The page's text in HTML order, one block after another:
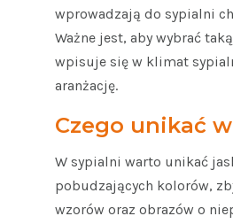
wprowadzają do sypialni
Ważne jest, aby wybrać
wpisuje się w klimat
aranżację.
Czego unikać
W sypialni warto unikać
pobudzających kolorów,
wzorów oraz obrazów o